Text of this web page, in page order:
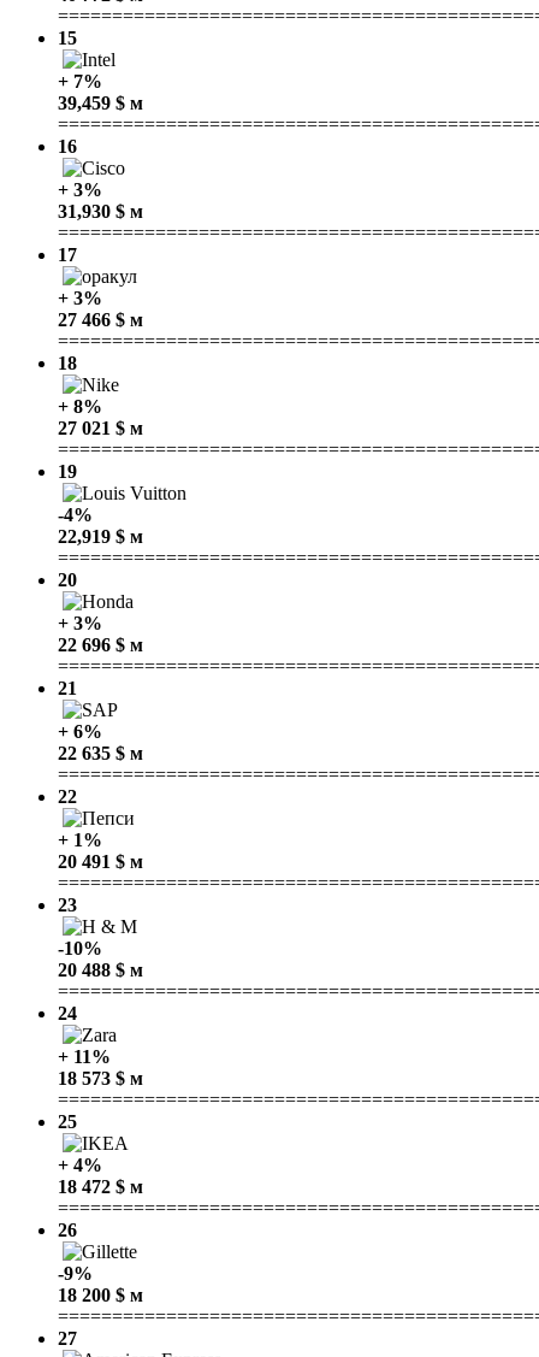
15
+ 7%
39,459 $ м
16
+ 3%
31,930 $ м
17
+ 3%
27 466 $ м
18
+ 8%
27 021 $ м
19
-4%
22,919 $ м
20
+ 3%
22 696 $ м
21
+ 6%
22 635 $ м
22
+ 1%
20 491 $ м
23
-10%
20 488 $ м
24
+ 11%
18 573 $ м
25
+ 4%
18 472 $ м
26
-9%
18 200 $ м
27